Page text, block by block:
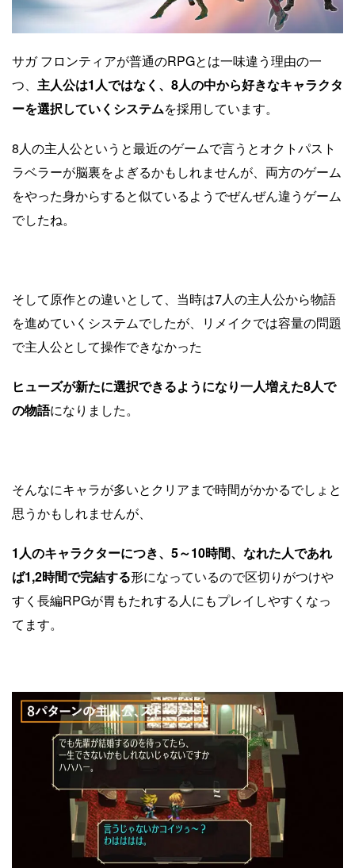
サガ フロンティアが普通のRPGとは一味違う理由の一
つ、 主人公は1人ではなく、8人の中から好きなキャラクタ
ーを選択していくシステムを採用しています。
8人の主人公というと最近のゲームで言うとオクトパスト
ラベラーが脳裏をよぎるかもしれませんが、両方のゲーム
をやった身からすると似ているようでぜんぜん違うゲーム
でしたね。
そして原作との違いとして、当時は7人の主人公から物語
を進めていくシステムでしたが、リメイクでは容量の問題
で主人公として操作できなかった
ヒューズが新たに選択できるようになり一人増えた8人で
の物語になりました。
そんなにキャラが多いとクリアまで時間がかかるでしょと
思うかもしれませんが、
1人のキャラクターにつき、5～10時間、なれた人であれ
ば1,2時間で完結する形になっているので区切りがつけや
すく長編RPGが胃もたれする人にもプレイしやすくなっ
てます。